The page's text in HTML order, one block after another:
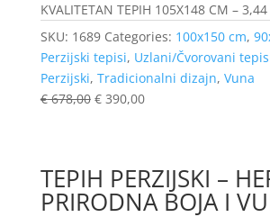
KVALITETAN TEPIH 105X148 CM –
SKU: 1689 Categories: 100x150 cm,
Perzijski tepisi, Uzlani/Čvorovani
Perzijski, Tradicionalni dizajn, Vuna
€678,00 €390,00
TEPIH PERZIJSKI –
PRIRODNA BOJA I